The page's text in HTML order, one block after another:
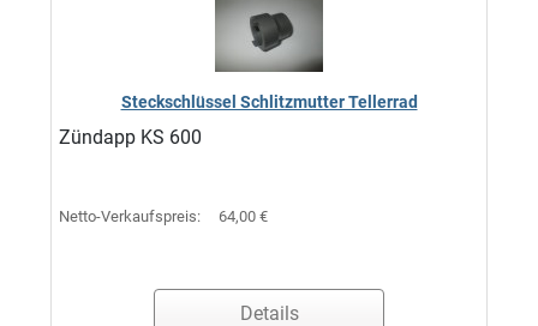
Steckschlüssel Schlitzmutter Tellerrad
Zündapp KS 600
Netto-Verkaufspreis: 64,00 €
Details